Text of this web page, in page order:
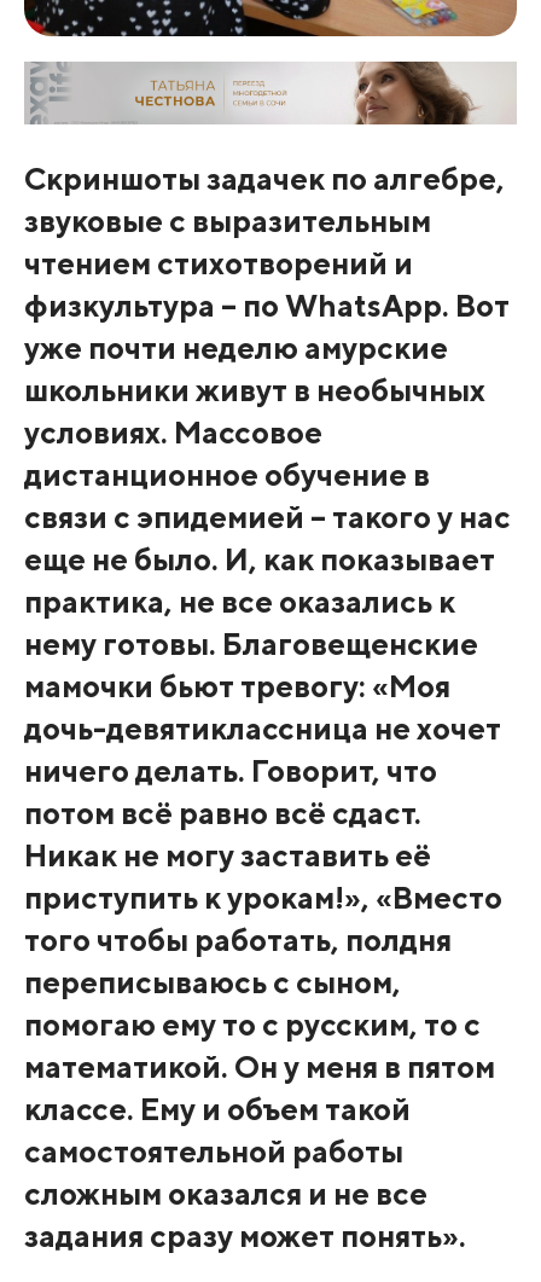
Скриншоты задачек по алгебре,
звуковые с выразительным
чтением стихотворений и
физкультура – по WhatsApp. Вот
уже почти неделю амурские
школьники живут в необычных
условиях. Массовое
дистанционное обучение в
связи с эпидемией – такого у нас
еще не было. И, как показывает
практика, не все оказались к
нему готовы. Благовещенские
мамочки бьют тревогу: «Моя
дочь-девятиклассница не хочет
ничего делать. Говорит, что
потом всё равно всё сдаст.
Никак не могу заставить её
приступить к урокам!», «Вместо
того чтобы работать, полдня
переписываюсь с сыном,
помогаю ему то с русским, то с
математикой. Он у меня в пятом
классе. Ему и объем такой
самостоятельной работы
сложным оказался и не все
задания сразу может понять».